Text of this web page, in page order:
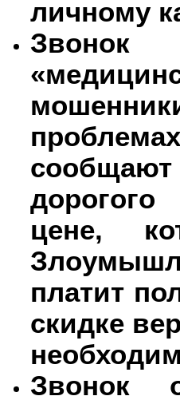
личному
Звонок
сообщают
цене,
платит
скидке
Звонок